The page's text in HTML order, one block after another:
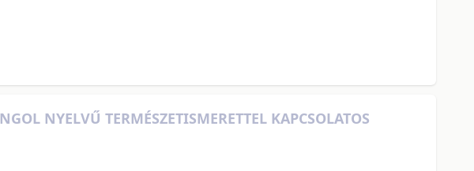
NYELVŰ TERMÉSZETISMERETTEL KAPCSOLATOS